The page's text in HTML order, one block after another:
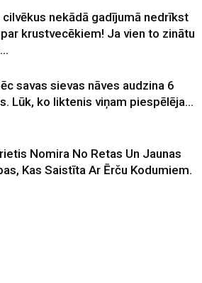
cilvēkus nekādā gadījumā nedrīkst
krustvecēkiem! Ja vien to zinātu
savas sievas nāves audzina 6
Lūk, ko liktenis viņam piespēlēja…
Nomira No Retas Un Jaunas
Kas Saistīta Ar Ērču Kodumiem.